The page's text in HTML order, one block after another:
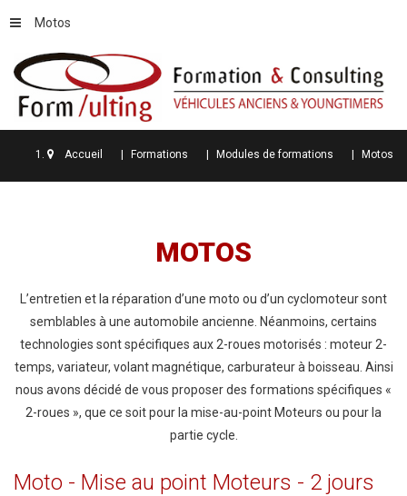
Motos
Accueil Formations Modules de formations Motos
MOTOS
L’entretien et la réparation d’une moto ou d’un cyclomoteur sont
semblables à une automobile ancienne. Néanmoins, certains
technologies sont spécifiques aux 2-roues motorisés : moteur 2-
temps, variateur, volant magnétique, carburateur à boisseau. Ainsi
nous avons décidé de vous proposer des formations spécifiques «
2-roues », que ce soit pour la mise-au-point Moteurs ou pour la
partie cycle.
Moto - Mise au point Moteurs - 2 jours